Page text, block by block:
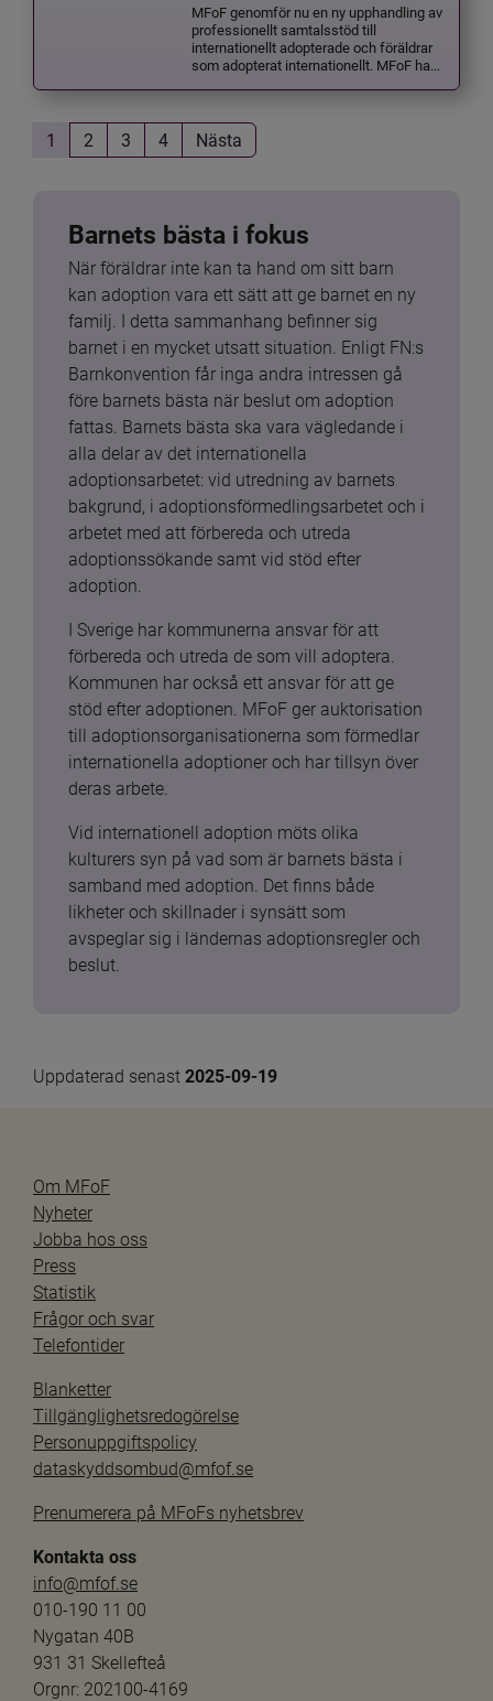
MFoF genomför nu en ny upphandling av
professionellt samtalsstöd till
internationellt adopterade och föräldrar
som adopterat internationellt. MFoF ha...
1 2 3 4 Nästa
Barnets bästa i fokus
När föräldrar inte kan ta hand om sitt barn
kan adoption vara ett sätt att ge barnet en ny
familj. I detta sammanhang befinner sig
barnet i en mycket utsatt situation. Enligt FN:s
Barnkonvention får inga andra intressen gå
före barnets bästa när beslut om adoption
fattas. Barnets bästa ska vara vägledande i
alla delar av det internationella
adoptionsarbetet: vid utredning av barnets
bakgrund, i adoptionsförmedlingsarbetet och i
arbetet med att förbereda och utreda
adoptionssökande samt vid stöd efter
adoption.
I Sverige har kommunerna ansvar för att
förbereda och utreda de som vill adoptera.
Kommunen har också ett ansvar för att ge
stöd efter adoptionen. MFoF ger auktorisation
till adoptionsorganisationerna som förmedlar
internationella adoptioner och har tillsyn över
deras arbete.
Vid internationell adoption möts olika
kulturers syn på vad som är barnets bästa i
samband med adoption. Det finns både
likheter och skillnader i synsätt som
avspeglar sig i ländernas adoptionsregler och
beslut.
Uppdaterad senast 2025-09-19
Om MFoF
Nyheter
Jobba hos oss
Press
Statistik
Frågor och svar
Telefontider
Blanketter
Tillgänglighetsredogörelse
Personuppgiftspolicy
dataskyddsombud@mfof.se
Prenumerera på MFoFs nyhetsbrev
Kontakta oss
info@mfof.se
010-190 11 00
Nygatan 40B
931 31 Skellefteå
Orgnr: 202100-4169